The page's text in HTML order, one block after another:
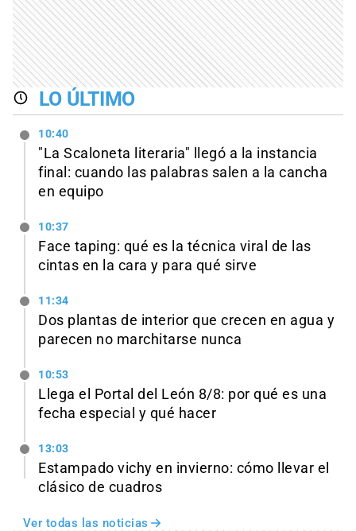
LO ÚLTIMO
10:40
"La Scaloneta literaria" llegó a la instancia
final: cuando las palabras salen a la cancha
en equipo
10:37
Face taping: qué es la técnica viral de las
cintas en la cara y para qué sirve
11:34
Dos plantas de interior que crecen en agua y
parecen no marchitarse nunca
10:53
Llega el Portal del León 8/8: por qué es una
fecha especial y qué hacer
13:03
Estampado vichy en invierno: cómo llevar el
clásico de cuadros
Ver todas las noticias